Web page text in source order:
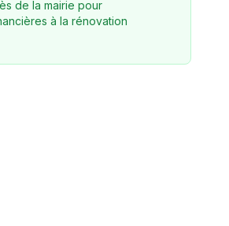
de la mairie pour
à la rénovation